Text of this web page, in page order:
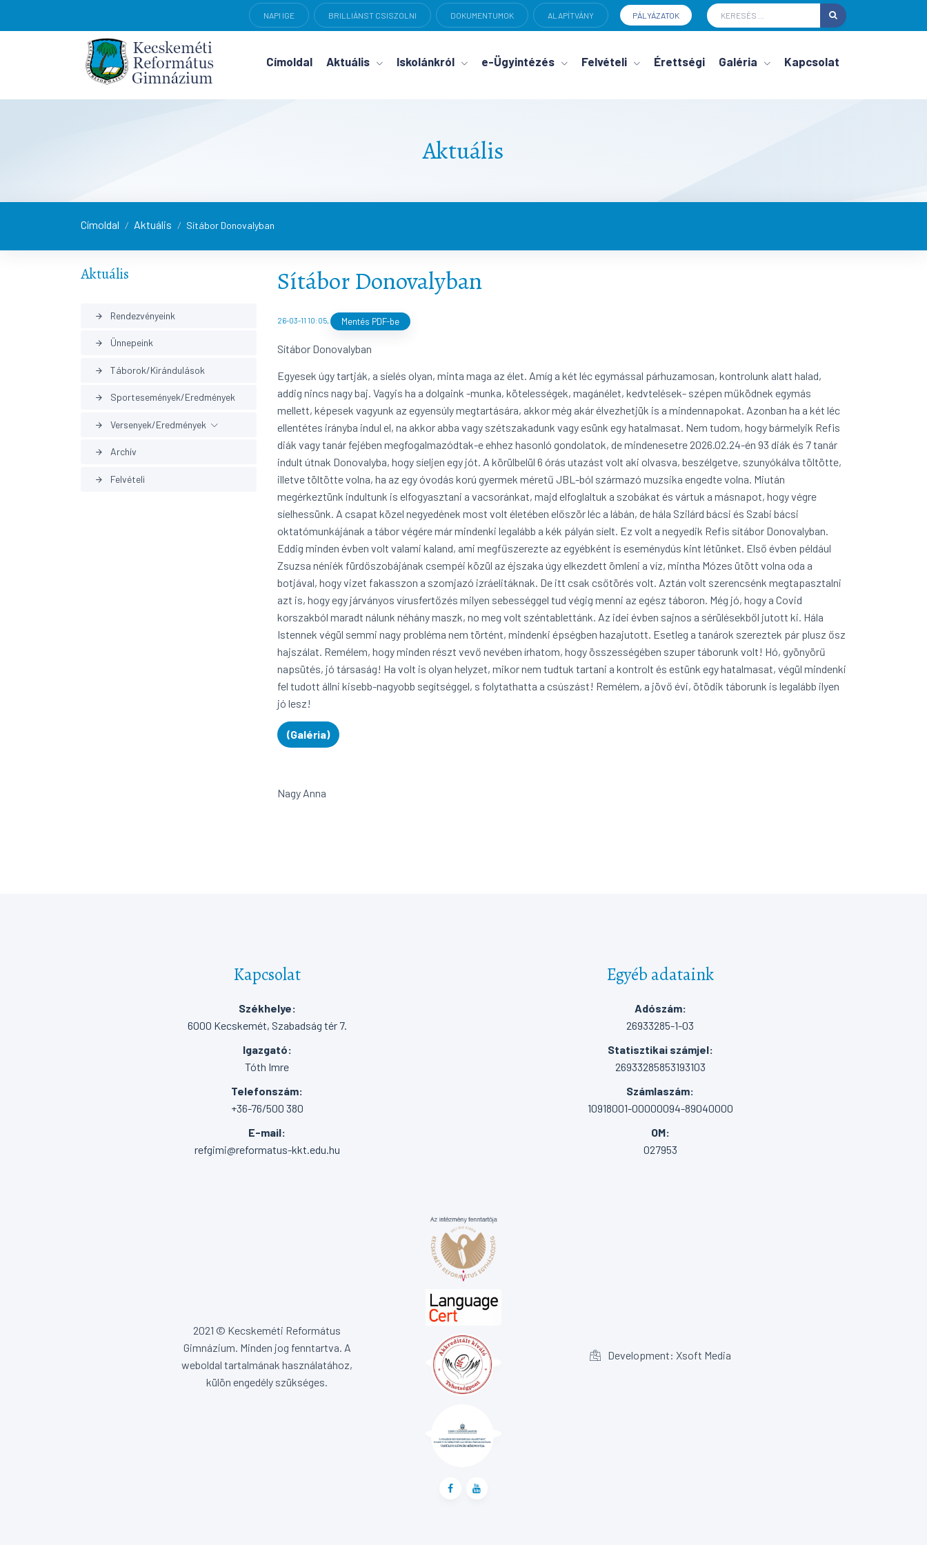
NAPI IGE BRILLIÁNST CSISZOLNI DOKUMENTUMOK ALAPÍTVÁNY PÁLYÁZATOK
Címoldal Aktuális Iskolánkról e-Ügyintézés Felvételi Érettségi Galéria Kapcsolat
Aktuális
Címoldal / Aktuális / Sítábor Donovalyban
Aktuális
arrow_forward Rendezvényeink
arrow_forward Ünnepeink
arrow_forward Táborok/Kirándulások
arrow_forward Sportesemények/Eredmények
arrow_forward Versenyek/Eredmények
Korábbi eredmények
arrow_forward Archív
arrow_forward Felvételi
Sítábor Donovalyban
26-03-11 10:05 Mentés PDF-be
Sítábor Donovalyban
Egyesek úgy tartják, a síelés olyan, minta maga az élet. Amíg a két léc egymással párhuzamosan, kontrolunk alatt halad,
addig nincs nagy baj. Vagyis ha a dolgaink -munka, kötelességek, magánélet, kedvtelések- szépen működnek egymás
mellett, képesek vagyunk az egyensúly megtartására, akkor még akár élvezhetjük is a mindennapokat. Azonban ha a két léc
ellentétes irányba indul el, na akkor abba vagy szétszakadunk vagy esünk egy hatalmasat. Nem tudom, hogy bármelyik Refis
diák vagy tanár fejében megfogalmazódtak-e ehhez hasonló gondolatok, de mindenesetre 2026.02.24-én 93 diák és 7 tanár
indult útnak Donovalyba, hogy síeljen egy jót. A körülbelül 6 órás utazást volt aki olvasva, beszélgetve, szunyókálva töltötte,
illetve töltötte volna, ha az egy óvodás korú gyermek méretű JBL-ból származó muzsika engedte volna. Miután
megérkeztünk indultunk is elfogyasztani a vacsoránkat, majd elfoglaltuk a szobákat és vártuk a másnapot, hogy végre
síelhessünk. A csapat közel negyedének most volt életében először léc a lábán, de hála Szilárd bácsi és Szabi bácsi
oktatómunkájának a tábor végére már mindenki legalább a kék pályán síelt. Ez volt a negyedik Refis sítábor Donovalyban.
Eddig minden évben volt valami kaland, ami megfűszerezte az egyébként is eseménydús kint létünket. Első évben például
Zsuzsa néniék fürdőszobájának csempéi közül az éjszaka úgy elkezdett ömleni a víz, mintha Mózes ütött volna oda a
botjával, hogy vizet fakasszon a szomjazó izráelitáknak. De itt csak csőtörés volt. Aztán volt szerencsénk megtapasztalni
azt is, hogy egy járványos vírusfertőzés milyen sebességgel tud végig menni az egész táboron. Még jó, hogy a Covid
korszakból maradt nálunk néhány maszk, no meg volt széntablettánk. Az idei évben sajnos a sérülésekből jutott ki. Hála
Istennek végül semmi nagy probléma nem történt, mindenki épségben hazajutott. Esetleg a tanárok szereztek pár plusz ősz
hajszálat. Remélem, hogy minden részt vevő nevében írhatom, hogy összességében szuper táborunk volt! Hó, gyönyörű
napsütés, jó társaság! Ha volt is olyan helyzet, mikor nem tudtuk tartani a kontrolt és estünk egy hatalmasat, végül mindenki
fel tudott állni kisebb-nagyobb segítséggel, s folytathatta a csúszást! Remélem, a jövő évi, ötödik táborunk is legalább ilyen
jó lesz!
(Galéria)
Nagy Anna
Kapcsolat
Székhelye:
6000 Kecskemét, Szabadság tér 7.
Igazgató:
Tóth Imre
Telefonszám:
+36-76/500 380
E-mail:
refgimi@reformatus-kkt.edu.hu
Egyéb adataink
Adószám:
26933285-1-03
Statisztikai számjel:
26933285853193103
Számlaszám:
10918001-00000094-89040000
OM:
027953
Development: Xsoft Media
2021 © Kecskeméti Református
Gimnázium. Minden jog fenntartva. A
weboldal tartalmának használatához,
külön engedély szükséges.